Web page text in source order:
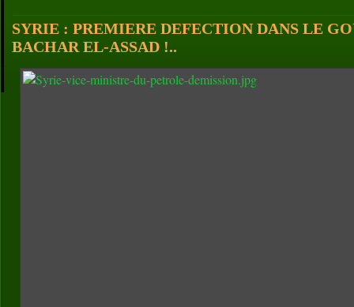
SYRIE : PREMIERE DEFECTION DANS LE
BACHAR EL-ASSAD !..